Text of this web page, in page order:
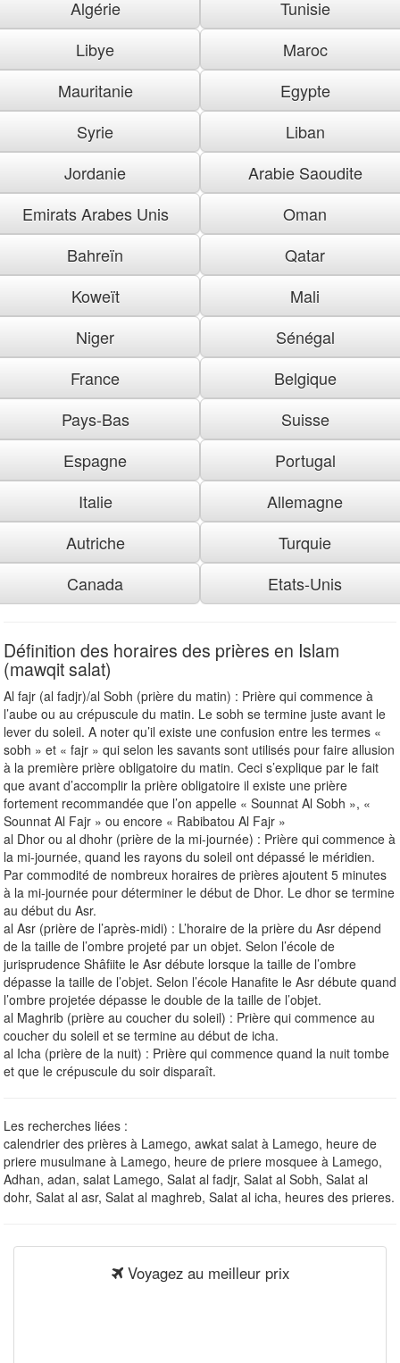
Algérie
Tunisie
Libye
Maroc
Mauritanie
Egypte
Syrie
Liban
Jordanie
Arabie Saoudite
Emirats Arabes Unis
Oman
Bahreïn
Qatar
Koweït
Mali
Niger
Sénégal
France
Belgique
Pays-Bas
Suisse
Espagne
Portugal
Italie
Allemagne
Autriche
Turquie
Canada
Etats-Unis
Définition des horaires des prières en Islam
(mawqit salat)
Al fajr (al fadjr)/al Sobh (prière du matin) : Prière qui commence à
l’aube ou au crépuscule du matin. Le sobh se termine juste avant le
lever du soleil. A noter qu’il existe une confusion entre les termes «
sobh » et « fajr » qui selon les savants sont utilisés pour faire allusion
à la première prière obligatoire du matin. Ceci s’explique par le fait
que avant d’accomplir la prière obligatoire il existe une prière
fortement recommandée que l’on appelle « Sounnat Al Sobh », «
Sounnat Al Fajr » ou encore « Rabibatou Al Fajr »
al Dhor ou al dhohr (prière de la mi-journée) : Prière qui commence à
la mi-journée, quand les rayons du soleil ont dépassé le méridien.
Par commodité de nombreux horaires de prières ajoutent 5 minutes
à la mi-journée pour déterminer le début de Dhor. Le dhor se termine
au début du Asr.
al Asr (prière de l’après-midi) : L’horaire de la prière du Asr dépend
de la taille de l’ombre projeté par un objet. Selon l’école de
jurisprudence Shâfiite le Asr débute lorsque la taille de l’ombre
dépasse la taille de l’objet. Selon l’école Hanafite le Asr débute quand
l’ombre projetée dépasse le double de la taille de l’objet.
al Maghrib (prière au coucher du soleil) : Prière qui commence au
coucher du soleil et se termine au début de icha.
al Icha (prière de la nuit) : Prière qui commence quand la nuit tombe
et que le crépuscule du soir disparaît.
Les recherches liées :
calendrier des prières à Lamego, awkat salat à Lamego, heure de
priere musulmane à Lamego, heure de priere mosquee à Lamego,
Adhan, adan, salat Lamego, Salat al fadjr, Salat al Sobh, Salat al
dohr, Salat al asr, Salat al maghreb, Salat al icha, heures des prieres.
Voyagez au meilleur prix